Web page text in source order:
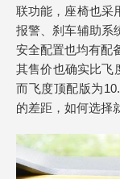
联功能，座椅也采
报警、刹车辅助系
安全配置也均有配
其售价也确实比飞
而飞度顶配版为
的差距，如何选择